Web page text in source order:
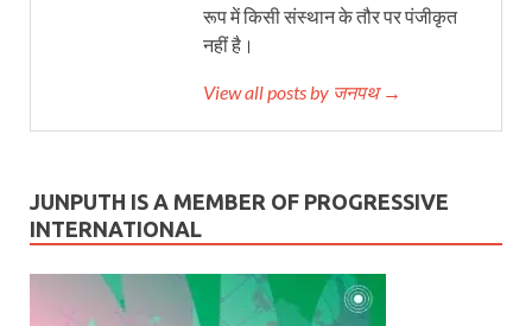
रूप में किसी संस्थान के तौर पर पंजीकृत
नहीं है।
View all posts by जनपथ →
JUNPUTH IS A MEMBER OF PROGRESSIVE
INTERNATIONAL